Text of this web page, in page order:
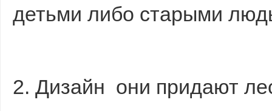
детьми либо старыми
2. Дизайн они придают